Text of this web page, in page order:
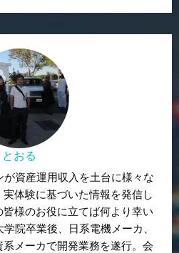
とおる
資産運用収入を土台に様々な
体験に基づいた情報を発信し
様のお役に立てば何より幸い
院卒業後、日系電機メーカ、
メーカで開発業務を遂行。会